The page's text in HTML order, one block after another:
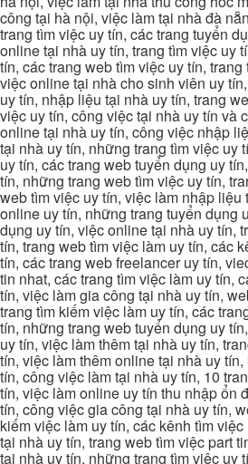
công tại hà nội, việc làm tại nhà đà
trang tìm việc uy tín, các trang tuyển
online tại nhà uy tín, trang tìm việc uy
tín, các trang web tìm việc uy tín,
việc online tại nhà cho sinh viên uy
uy tín, nhập liệu tại nhà uy tín, trang
việc uy tín, công việc tại nhà uy tín và
online tại nhà uy tín, công việc nhập
tại nhà uy tín, những trang tìm việc uy
uy tín, các trang web tuyển dụng uy
tín, những trang web tìm việc uy tín,
web tìm việc uy tín, việc làm nhập
online uy tín, những trang tuyển dụng
dụng uy tín, việc online tại nhà uy tín,
tín, trang web tìm việc làm uy tín, các
tín, các trang web freelancer uy tín,
tin nhat, các trang tìm việc làm uy tín,
tín, việc làm gia công tại nhà uy tín,
trang tìm kiếm việc làm uy tín, các
tín, những trang web tuyển dụng uy
uy tín, việc làm thêm tại nhà uy tín,
tín, việc làm thêm online tại nhà uy
tín, công việc làm tại nhà uy tín, 10
tín, việc làm online uy tín thu nhập ổn
tín, công việc gia công tại nhà uy tín,
kiếm việc làm uy tín, các kênh tìm
tại nhà uy tín, trang web tìm việc part
tại nhà uy tín, những trang tìm việc uy